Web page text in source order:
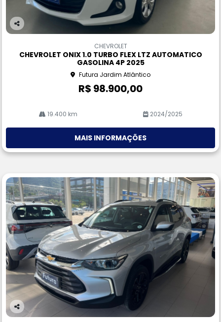
Co
rtil
CHEVROLET
CHEVROLET ONIX 1.0 TURBO FLEX LTZ AUTOMATICO
GASOLINA 4P 2025
Futura Jardim Atlântico
R$ 98.900,00
19.400 km 2024/2025
MAIS INFORMAÇÕES
Co